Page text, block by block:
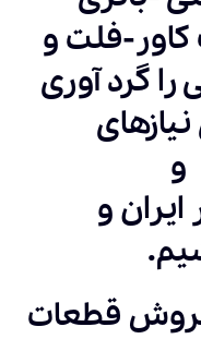
فلت و
گرد آوری
و
و
قطعات